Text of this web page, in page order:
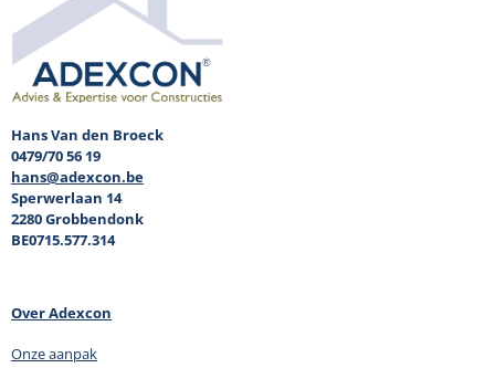
Hans Van den Broeck
0479/70 56 19
hans@adexcon.be
Sperwerlaan 14
2280 Grobbendonk
BE0715.577.314
Over Adexcon
Onze aanpak